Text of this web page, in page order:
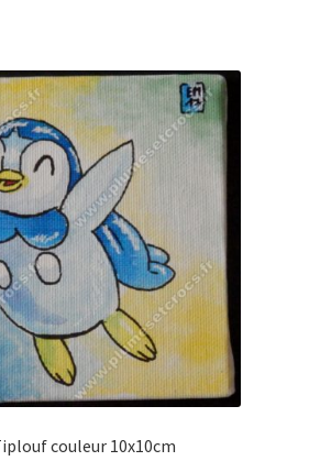
couleur 10x10cm